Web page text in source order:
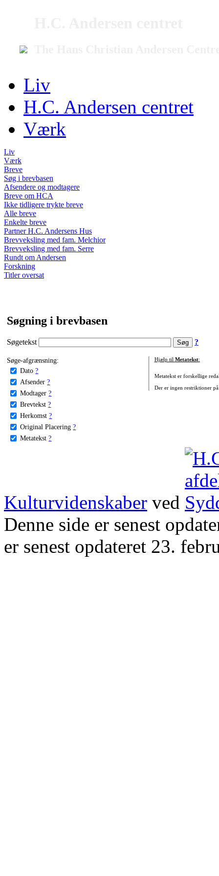
Liv
H.C. Andersen centret
Værk
Liv
Værk
Breve
Søg i brevbasen
Afsendere og modtagere
Breve om HCA
Ikke tidligere trykte breve
Alle breve
Enkelte breve
Partner H.C. Andersens Hus
Brevveksling med fam. Melchior
Brevveksling med fam. Serre
Rundt om Andersen
Forskning
Titler oversat
Søgning i brevbasen
Søgetekst ?
Søge-afgrænsning:
Dato ?
Afsender ?
Modtager ?
Brevtekst ?
Herkomst ?
Original Placering ?
Metatekst ?
Hjælp til Metatekst:
Metatekst er forskellige
Der er ingen restriktioner
Kulturvidenskaber ved
Denne side er senest
er senest opdateret 23.